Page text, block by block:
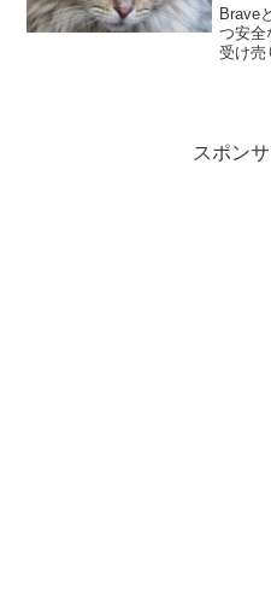
Brave
つ安全
受け売
スポン